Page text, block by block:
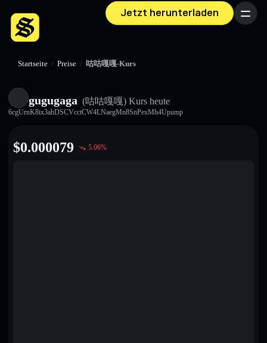
Jetzt herunterladen Menü
Startseite / Preise / 咕咕嘎嘎-Kurs
gugugaga (咕咕嘎嘎) Kurs heute
6cgUrnK8ix3ahDSCVcctCW4LNaegMn8SnPexMh4Upump
$0.000079 5.06%